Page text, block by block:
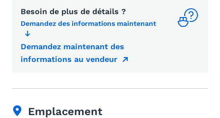
Besoin de plus de détails ?
Demandez des informations maintenant
Demandez maintenant des
informations au vendeur
Emplacement